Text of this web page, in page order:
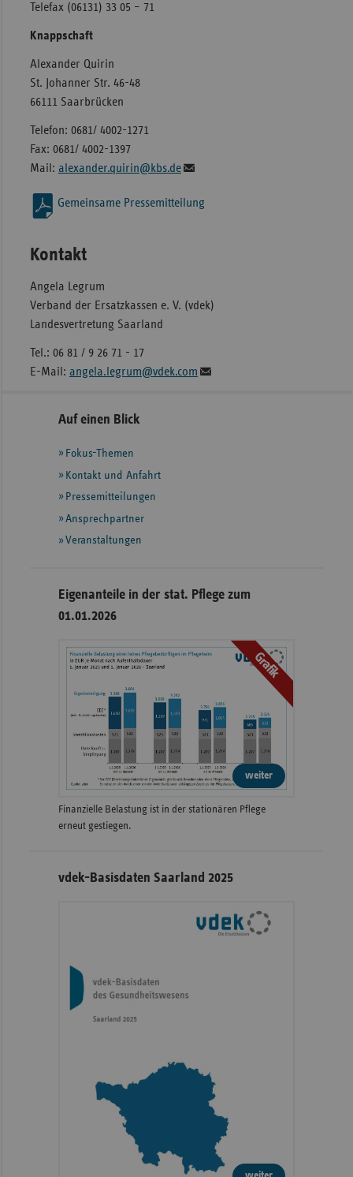
Telefax (06131) 33 05 – 71
Knappschaft
Alexander Quirin
St. Johanner Str. 46-48
66111 Saarbrücken
Telefon: 0681/ 4002-1271
Fax: 0681/ 4002-1397
Mail: alexander.quirin@kbs.de
Gemeinsame Pressemitteilung
Kontakt
Angela Legrum
Verband der Ersatzkassen e. V. (vdek)
Landesvertretung Saarland
Tel.: 06 81 / 9 26 71 - 17
E-Mail: angela.legrum@vdek.com
Seitennavigation
Seitenleiste
weiteren
Informationen
Auf einen Blick
Fokus-Themen
Kontakt und Anfahrt
Pressemitteilungen
Ansprechpartner
Veranstaltungen
Eigenanteile in der stat. Pflege zum
01.01.2026
Grafik
weiter
Finanzielle Belastung ist in der stationären Pflege
erneut gestiegen.
vdek-Basisdaten Saarland 2025